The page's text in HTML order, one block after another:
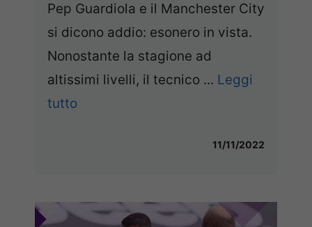
Pep Guardiola e il Manchester City
si dicono addio: esonero in vista.
Nonostante la stagione ad
altissimi livelli, il tecnico ... Leggi
tutto
11/11/2022